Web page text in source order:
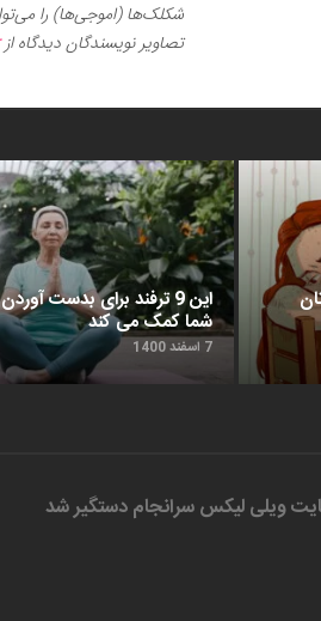
شکلک‌ها (اموجی‌ها) را
تصاویر نویسندگان دیدگاه از
این 9 ترفند برای بدست
شما کمک می‌ کند
7 اسفند 1400
ویلی لیکس سرانجام دستگیر شد